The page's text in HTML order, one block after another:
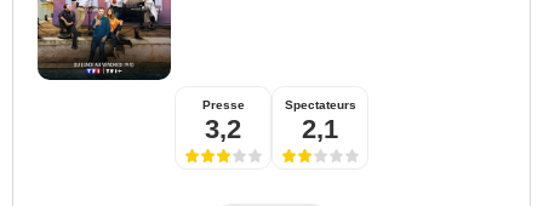
Presse
3,2
Spectateurs
2,1